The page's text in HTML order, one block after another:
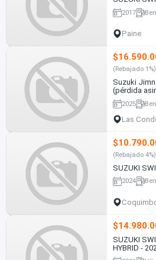
2017
Paine
(Rebajado 1%)
Suzuki
(pérdida
2025
Las
(Rebajado 4%)
SUZUKI
2024
SUZUKI
HYBRID -